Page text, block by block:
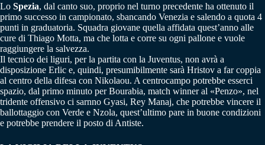
Lo Spezia, dal canto suo, proprio nel turno precedente ha ottenuto il
primo successo in campionato, sbancando Venezia e salendo a quota 4
punti in graduatoria. Squadra giovane quella affidata quest’anno alle
cure di Thiago Motta, ma che lotta e corre su ogni pallone e vuole
raggiungere la salvezza.
Il tecnico dei liguri, per la partita con la Juventus, non avrà a
disposizione Erlic e, quindi, presumibilmente sarà Hristov a far coppia
al centro della difesa con Nikolaou. A centrocampo potrebbe esserci
spazio, dal primo minuto per Bourabia, match winner al «Penzo», nel
tridente offensivo ci sarnno Gyasi, Rey Manaj, che potrebbe vincere il
ballottaggio con Verde e Nzola, quest’ultimo pare in buone condizioni
e potrebbe prendere il posto di Antiste.